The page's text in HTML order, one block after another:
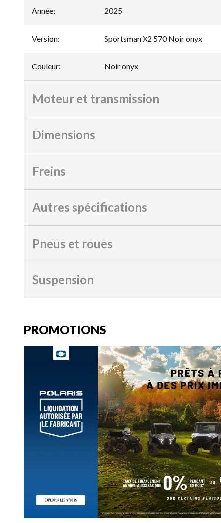
Année: 2025
Version: Sportsman X2 570 Noir onyx
Couleur: Noir onyx
Moteur et transmission
Dimensions
Freins
Autres spécifications
Pneus et roues
Suspension
PROMOTIONS